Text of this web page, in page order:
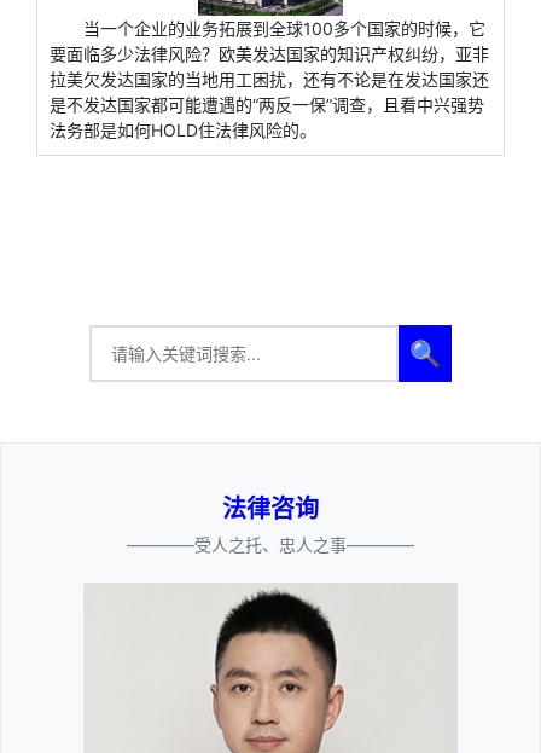
当一个企业的业务拓展到全球100多个国家的时候，它
要面临多少法律风险？欧美发达国家的知识产权纠纷，亚非
拉美欠发达国家的当地用工困扰，还有不论是在发达国家还
是不发达国家都可能遭遇的“两反一保”调查，且看中兴强势
法务部是如何HOLD住法律风险的。
🔍
法律咨询
————受人之托、忠人之事————